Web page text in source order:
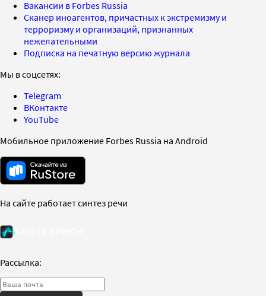
Вакансии в Forbes Russia
Сканер иноагентов, причастных к экстремизму и
терроризму и организаций, признанных
нежелательными
Подписка на печатную версию журнала
Мы в соцсетях:
Telegram
ВКонтакте
YouTube
Мобильное приложение Forbes Russia на Android
На сайте работает синтез речи
Рассылка: